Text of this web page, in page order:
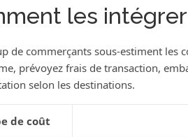
les intégrer
de commerçants sous-estiment les
prévoyez frais de transaction,
selon les destinations.
de coût